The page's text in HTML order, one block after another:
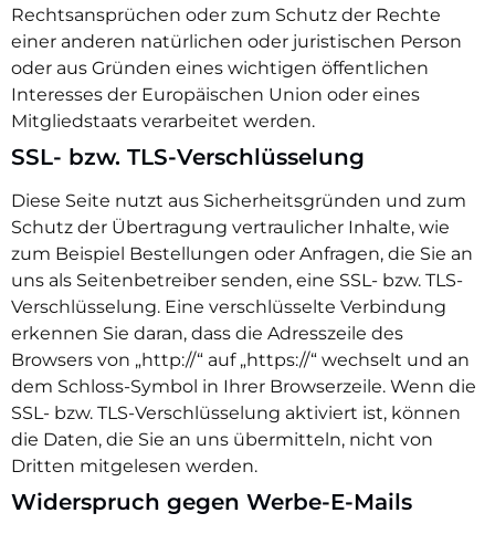
Rechtsansprüchen oder zum Schutz der Rechte
einer anderen natürlichen oder juristischen Person
oder aus Gründen eines wichtigen öffentlichen
Interesses der Europäischen Union oder eines
Mitgliedstaats verarbeitet werden.
SSL- bzw. TLS-Verschlüsselung
Diese Seite nutzt aus Sicherheitsgründen und zum
Schutz der Übertragung vertraulicher Inhalte, wie
zum Beispiel Bestellungen oder Anfragen, die Sie an
uns als Seitenbetreiber senden, eine SSL- bzw. TLS-
Verschlüsselung. Eine verschlüsselte Verbindung
erkennen Sie daran, dass die Adresszeile des
Browsers von „http://“ auf „https://“ wechselt und an
dem Schloss-Symbol in Ihrer Browserzeile. Wenn die
SSL- bzw. TLS-Verschlüsselung aktiviert ist, können
die Daten, die Sie an uns übermitteln, nicht von
Dritten mitgelesen werden.
Widerspruch gegen Werbe-E-Mails